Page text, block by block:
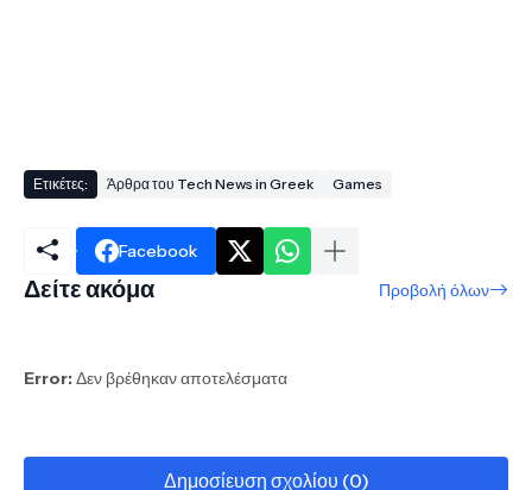
Ετικέτες: Άρθρα του Tech News in Greek Games
Facebook
Δείτε ακόμα Προβολή όλων
Error:Δεν βρέθηκαν αποτελέσματα
Δημοσίευση σχολίου (0)